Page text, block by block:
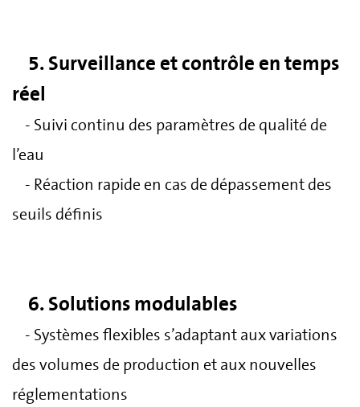
5. Surveillance et contrôle en temps
réel
- Suivi continu des paramètres de qualité de
l’eau
- Réaction rapide en cas de dépassement des
seuils définis
6. Solutions modulables
- Systèmes flexibles s’adaptant aux variations
des volumes de production et aux nouvelles
réglementations